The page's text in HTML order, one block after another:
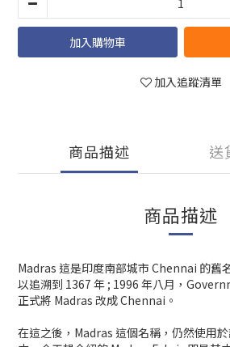
加入購物車
加入追蹤清單
商品描述 送
商品描述
Madras 這是印度南部城市 Chennai 的舊
以追溯到 1367 年 ; 1996 年八月，
正式將 Madras 改成 Chennai。
在這之後，Madras 這個名稱，仍然使用